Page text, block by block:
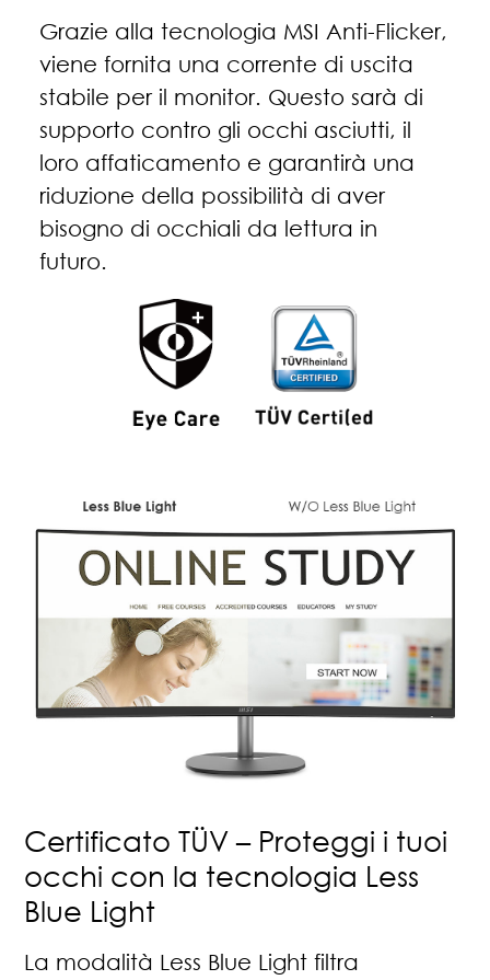
Grazie alla tecnologia MSI Anti-Flicker,
viene fornita una corrente di uscita
stabile per il monitor. Questo sarà di
supporto contro gli occhi asciutti, il
loro affaticamento e garantirà una
riduzione della possibilità di aver
bisogno di occhiali da lettura in
futuro.
Certificato TÜV – Proteggi i tuoi
occhi con la tecnologia Less
Blue Light
La modalità Less Blue Light filtra